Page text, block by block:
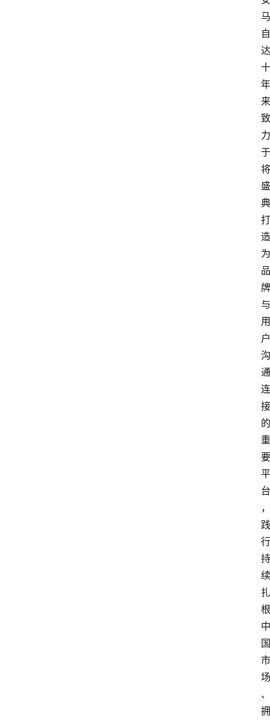
马
自
达
十
年
来
致
力
于
将
盛
典
打
造
为
品
牌
与
用
户
沟
通
连
接
的
重
要
平
台
，
践
行
持
续
扎
根
中
国
市
场
、
拥